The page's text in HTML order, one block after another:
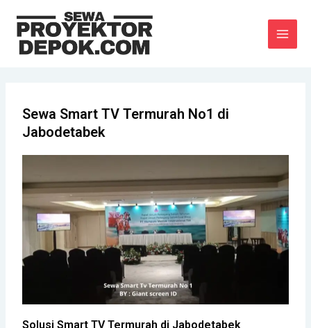
konten
Sewa Smart TV Termurah No1 di
Jabodetabek
Solusi Smart TV Termurah di Jabodetabek